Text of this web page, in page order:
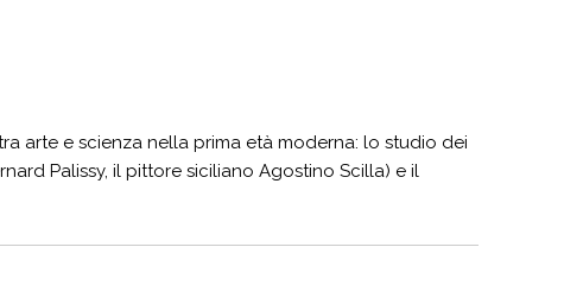
arte e scienza nella prima età moderna: lo studio dei
Palissy, il pittore siciliano Agostino Scilla) e il